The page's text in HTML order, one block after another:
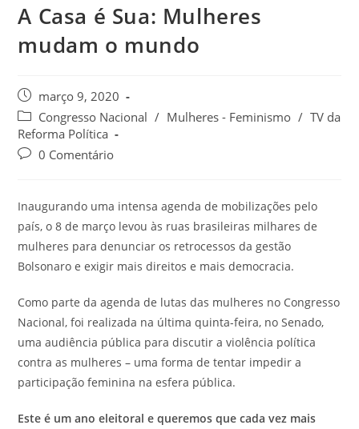
A Casa é Sua: Mulheres
mudam o mundo
março 9, 2020
Congresso Nacional / Mulheres - Feminismo / TV da
Reforma Política
0 Comentário
Inaugurando uma intensa agenda de mobilizações pelo
país, o 8 de março levou às ruas brasileiras milhares de
mulheres para denunciar os retrocessos da gestão
Bolsonaro e exigir mais direitos e mais democracia.
Como parte da agenda de lutas das mulheres no Congresso
Nacional, foi realizada na última quinta-feira, no Senado,
uma audiência pública para discutir a violência política
contra as mulheres – uma forma de tentar impedir a
participação feminina na esfera pública.
Este é um ano eleitoral e queremos que cada vez mais